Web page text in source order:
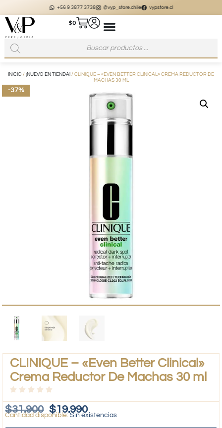
+56 9 3877 3738 @vyp_store.chile vypstore.cl
$0
INICIO / ¡NUEVO EN TIENDA! / CLINIQUE – «EVEN BETTER CLINICAL» CREMA REDUCTOR DE
MACHAS 30 ML
-37%
CLINIQUE – «Even Better Clinical»
Crema Reductor De Machas 30 ml
$31.900 $19.990
Sin existencias